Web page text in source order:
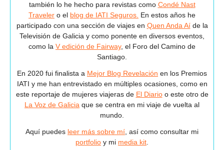
también lo he hecho para revistas como Condé Nast
Traveler o el blog de IATI Seguros. En estos años he
participado con una sección de viajes en Quen Anda Aíde la
Televisión de Galicia y como ponente en diversos eventos,
como la V edición de Fairway, el Foro del Camino de
Santiago.
En 2020 fui finalista a Mejor Blog Revelación en los Premios
IATI y me han entrevistado en múltiples ocasiones, como en
este reportaje de mujeres viajeras de El Diarioo este otro de
La Voz de Galicia que se centra en mi viaje de vuelta al
mundo.
Aquí puedes leer más sobre mí, así como consultar mi
portfolio y mi media kit.